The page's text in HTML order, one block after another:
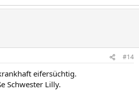
#14
eifersüchtig.
Schwester Lilly.